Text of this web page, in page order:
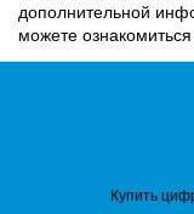
дополнительной
можете ознакомиться
Купить